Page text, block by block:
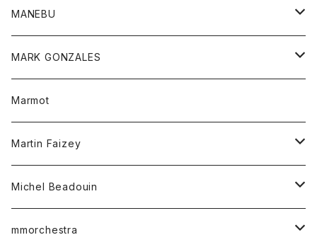
ベスト
ポロシャツ
ロングスリーブTシャツ
チュニック
ワンピース
Tシャツ
靴
MANEBU
靴
MARK GONZALES
トップス
Tシャツ
Marmot
Martin Faizey
ベルト
Michel Beadouin
トップス
mmorchestra